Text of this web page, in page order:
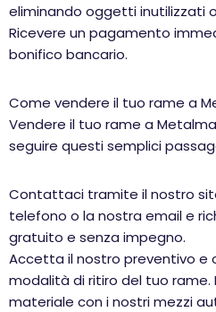
eliminando oggetti inutilizzati
Ricevere un pagamento
bonifico bancario.
Come vendere il tuo rame a
Vendere il tuo rame a
seguire questi semplici
Contattaci tramite il nostro
telefono o la nostra email e
gratuito e senza impegno.
Accetta il nostro preventivo e
modalità di ritiro del tuo rame.
materiale con i nostri mezzi